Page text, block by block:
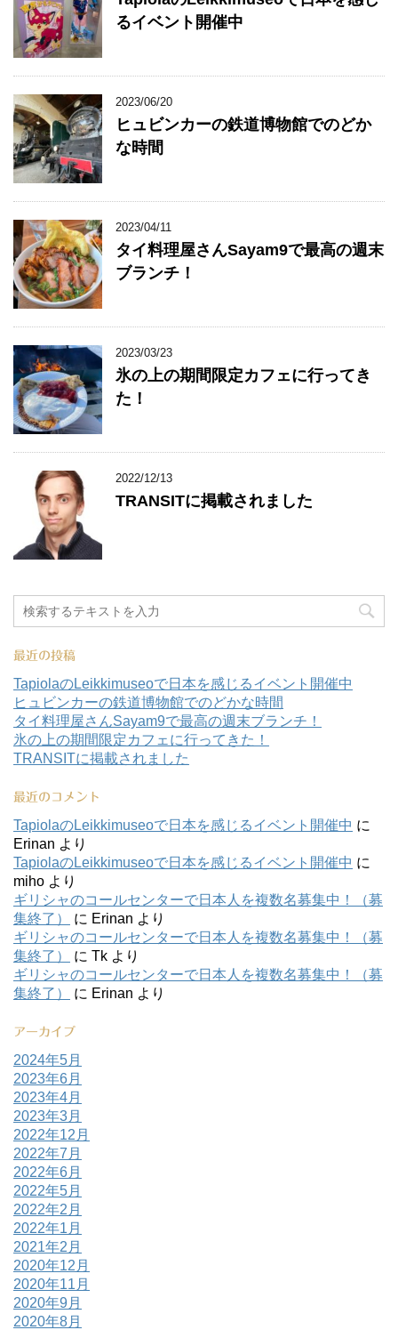
るイベント開催中
2023/06/20
ヒュビンカーの鉄道博物館でのどか
な時間
2023/04/11
タイ料理屋さんSayam9で最高の週末
ブランチ！
2023/03/23
氷の上の期間限定カフェに行ってき
た！
2022/12/13
TRANSITに掲載されました
最近の投稿
TapiolaのLeikkimuseoで日本を感じるイベント開催中
ヒュビンカーの鉄道博物館でのどかな時間
タイ料理屋さんSayam9で最高の週末ブランチ！
氷の上の期間限定カフェに行ってきた！
TRANSITに掲載されました
最近のコメント
TapiolaのLeikkimuseoで日本を感じるイベント開催中 に
Erinan より
TapiolaのLeikkimuseoで日本を感じるイベント開催中 に
miho より
ギリシャのコールセンターで日本人を複数名募集中！（募
集終了）
に Erinan より
ギリシャのコールセンターで日本人を複数名募集中！（募
集終了）
に Tk より
ギリシャのコールセンターで日本人を複数名募集中！（募
集終了）
に Erinan より
アーカイブ
2024年5月
2023年6月
2023年4月
2023年3月
2022年12月
2022年7月
2022年6月
2022年5月
2022年2月
2022年1月
2021年2月
2020年12月
2020年11月
2020年9月
2020年8月